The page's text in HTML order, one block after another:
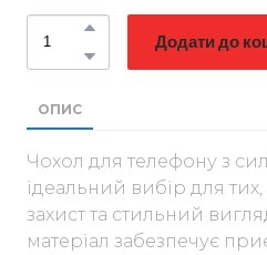
Додати до
ОПИС
Чохол для телефону з
ідеальний вибір для
захист та стильний
матеріал забезпечує